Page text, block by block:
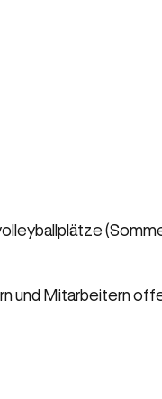
und Mitarbeitern